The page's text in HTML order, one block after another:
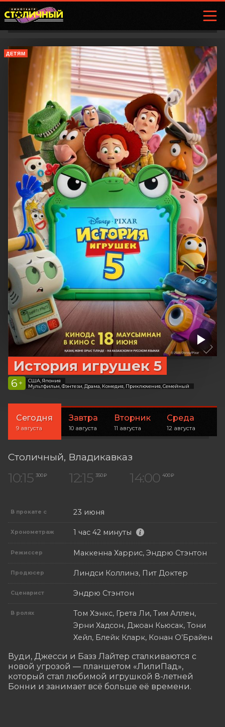
ДЕТЯМ
История игрушек 5
6 +
США, Япония
Мультфильм, Фэнтези, Драма, Комедия, Приключения, Семейный
Сегодня
9 августа
Завтра
10 августа
Вторник
11 августа
Среда
12 августа
Столичный, Владикавказ
10:15 300 ₽ 12:15 350 ₽ 14:00 400 ₽
В прокате с 23 июня
Хронометраж 1 час 42 минуты
Режиссер Маккенна Харрис, Эндрю Стэнтон
Продюсер Линдси Коллинз, Пит Доктер
Сценарист Эндрю Стэнтон
В ролях
Том Хэнкс, Грета Ли, Тим Аллен,
Эрни Хадсон, Джоан Кьюсак, Тони
Хейл, Блейк Кларк, Конан О’Брайен
Вуди, Джесси и Базз Лайтер сталкиваются с
новой угрозой — планшетом «ЛилиПад»,
который стал любимой игрушкой 8-летней
Бонни и занимает всё больше её времени.